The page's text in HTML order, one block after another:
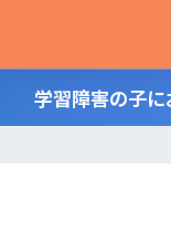
学習障害の子